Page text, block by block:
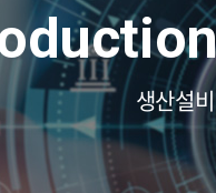
검사장비
생산설비